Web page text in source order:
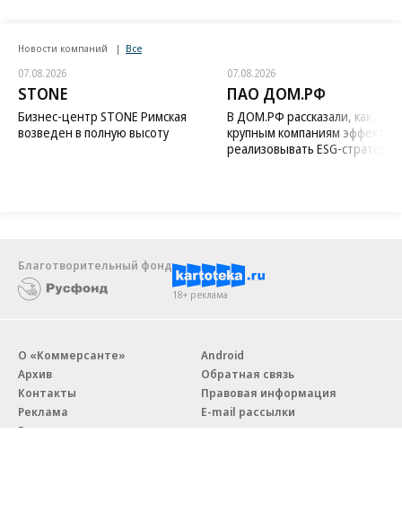
Новости компаний Все
07.08.2026
STONE
Бизнес-центр STONE Римская
возведен в полную высоту
07.08.2026
ПАО ДОМ.РФ
В ДОМ.РФ рассказали, как
крупным компаниям
реализовывать ESG-стратегию
Благотворительный фонд
18+ реклама
О «Коммерсанте»
Архив
Контакты
Реклама
Вакансии
Android
Обратная связь
Правовая информация
E-mail рассылки